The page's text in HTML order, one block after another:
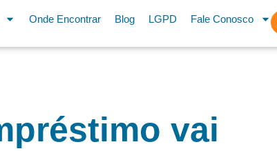
Onde Encontrar Blog LGPD Fale Conosco
vai